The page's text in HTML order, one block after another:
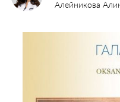
Алейникова